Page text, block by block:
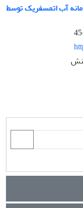
آب اتمسفریک توسط